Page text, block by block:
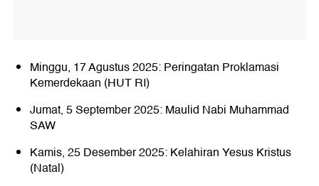
Minggu, 17 Agustus 2025: Peringatan Proklamasi
Kemerdekaan (HUT RI)
Jumat, 5 September 2025: Maulid Nabi Muhammad
SAW
Kamis, 25 Desember 2025: Kelahiran Yesus Kristus
(Natal)